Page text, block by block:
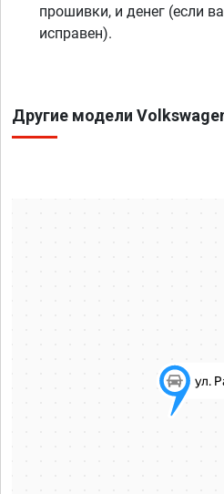
прошивки, и денег (если
исправен).
Другие модели